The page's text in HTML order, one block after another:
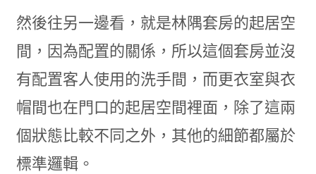
然後往另一邊看，就是林隅套房的起居空
間，因為配置的關係，所以這個套房並沒
有配置客人使用的洗手間，而更衣室與衣
帽間也在門口的起居空間裡面，除了這兩
個狀態比較不同之外，其他的細節都屬於
標準邏輯。